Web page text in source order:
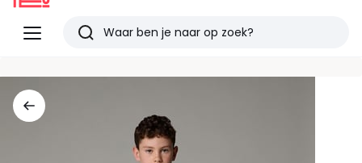
Menu
Redoute
Zoeken